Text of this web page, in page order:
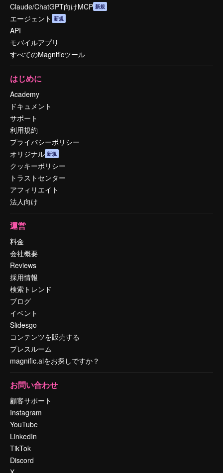
Claude/ChatGPT向けMCP 新規
エージェント 新規
API
モバイルアプリ
すべてのMagnificツール
はじめに
Academy
ドキュメント
サポート
利用規約
プライバシーポリシー
オリジナル 新規
クッキーポリシー
トラストセンター
アフィリエイト
法人向け
運営
料金
会社概要
Reviews
採用情報
検索トレンド
ブログ
イベント
Slidesgo
コンテンツを販売する
プレスルーム
magnific.aiをお探しですか？
お問い合わせ
顧客サポート
Instagram
YouTube
LinkedIn
TikTok
Discord